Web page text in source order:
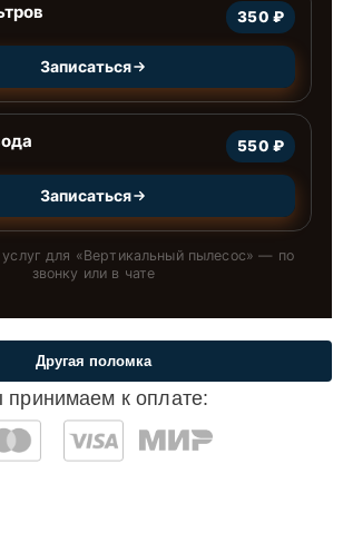
350 ₽
Записаться
550 ₽
Записаться
для «Вертикальный пылесос» — по
звонку или в чате
к оплате:
Другая поломка